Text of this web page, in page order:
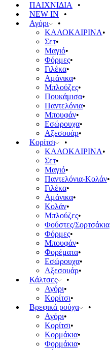
ΠΑΙΧΝΙΔΙΑ
NEW IN
Αγόρι
ΚΑΛΟΚΑΙΡΙΝΑ
Σετ
Μαγιό
Φόρμες
Γιλέκα
Αμάνικα
Μπλούζες
Πουκάμισα
Παντελόνια
Μπουφάν
Εσώρουχα
Αξεσουάρ
Κορίτσι
ΚΑΛΟΚΑΙΡΙΝΑ
Σετ
Μαγιό
Παντελόνια-Κολάν
Γιλέκα
Αμάνικα
Κολάν
Μπλούζες
Φούστες/Σορτσάκια
Φόρμες
Μπουφάν
Φορέματα
Εσώρουχα
Αξεσουάρ
Κάλτσες
Αγόρι
Κορίτσι
Βρεφικά ρούχα
Αγόρι
Κορίτσι
Κορμάκια
Φορμάκια